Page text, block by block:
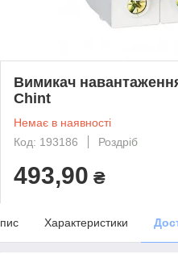
Вимикач
Chint
Немає в наявності
Код: 193186
Роздріб
493,90 ₴
Характеристики